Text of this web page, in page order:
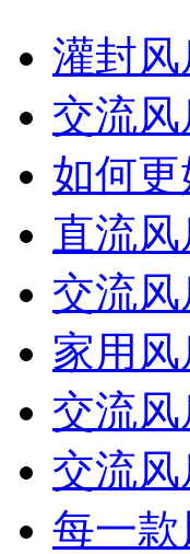
灌封风
交流风
如何
直流
交流
家用
交流
交流
每一